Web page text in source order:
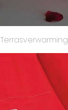
Terrasverwarming